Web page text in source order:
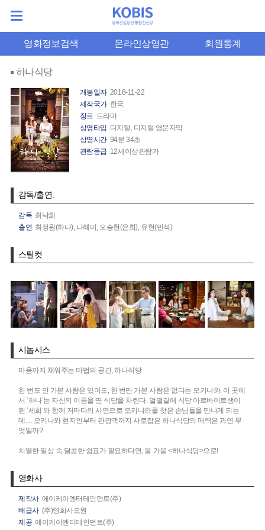
영화정보검색 온라인상영관 회원통계
하나식당
개봉일자 2018-11-22
제작국가 한국
장르 드라마
상영타입 디지털, 디지털 영문자막
상영시간 94분 34초
관람등급 12세이상관람가
감독/출연.
감독 최낙희
출연 최정원(하나), 나혜미, 오승현(은희), 유현(민석)
스틸컷
시놉시스
마음까지 채워주는 마법의 공간, 하나식당
한 번도 안 가본 사람은 있어도, 한 번만 가본 사람은 없다는 오키나와. 이 곳에
서 ‘하나’는 자신의 이름을 딴 식당을 차린다. 얼떨결에 식당 아르바이트생이
된 ‘세희’와 함께 저마다의 사연으로 오키나와를 찾은 손님들을 만나게 되는
데… 오키나와 현지인부터 관광객까지 사로잡은 하나식당의 매력은 과연 무
엇일까?
치열한 일상 속 달콤한 쉼표가 필요하다면, 올 가을 <하나식당>으로!
영화사
제작사 에이케이엔터테인먼트(주)
배급사 (주)영화사오원
제공 에이케이엔터테인먼트(주)